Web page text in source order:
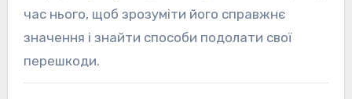
час нього, щоб зрозуміти його справжнє
значення і знайти способи подолати свої
перешкоди.